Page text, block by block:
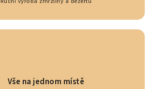
Vše na jednom místě